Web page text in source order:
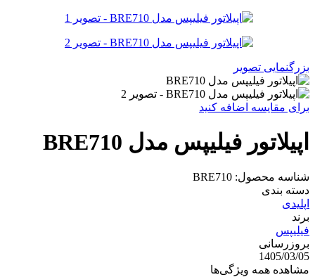
بزرگنمایی تصویر
برای مقایسه اضافه کنید
اپیلاتور فیلیپس مدل BRE710
شناسه محصول: BRE710
دسته بندی
اپلیدی
برند
فیلیپس
بروزرسانی
1405/03/05
مشاهده همه ویژگی‌ها